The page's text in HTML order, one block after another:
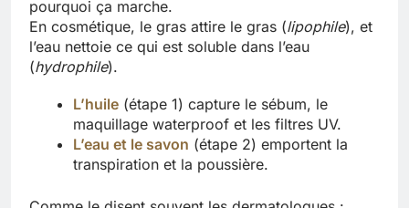
pourquoi ça marche.
En cosmétique, le gras attire le gras (lipophile), et
l’eau nettoie ce qui est soluble dans l’eau
(hydrophile).
L’huile (étape 1) capture le sébum, le
maquillage waterproof et les filtres UV.
L’eau et le savon (étape 2) emportent la
transpiration et la poussière.